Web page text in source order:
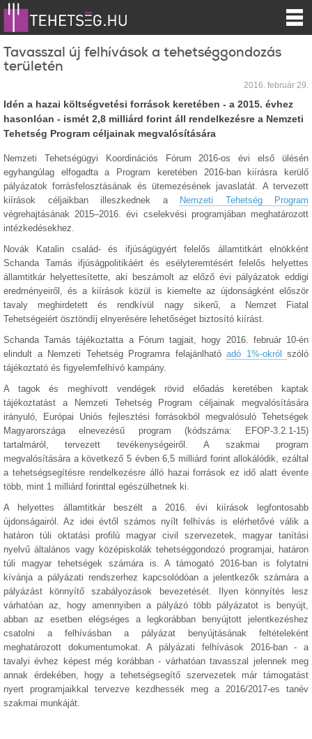
Tavasszal új felhívások a tehetséggondozás
területén
2016. február 29.
Idén a hazai költségvetési források keretében - a 2015. évhez
hasonlóan - ismét 2,8 milliárd forint áll rendelkezésre a Nemzeti
Tehetség Program céljainak megvalósítására
Nemzeti Tehetségügyi Koordinációs Fórum 2016-os évi első ülésén
egyhangúlag elfogadta a Program keretében 2016-ban kiírásra kerülő
pályázatok forrásfelosztásának és ütemezésének javaslatát. A tervezett
kiírások céljaikban illeszkednek a
Nemzeti Tehetség Program
végrehajtásának 2015–2016. évi cselekvési programjában meghatározott
intézkedésekhez.
Novák Katalin család- és ifjúságügyért felelős államtitkárt elnökként
Schanda Tamás ifjúságpolitikáért és esélyteremtésért felelős helyettes
államtitkár helyettesítette, aki beszámolt az előző évi pályázatok eddigi
eredményeiről, és a kiírások közül is kiemelte az újdonságként először
tavaly meghirdetett és rendkívül nagy sikerű, a Nemzet Fiatal
Tehetségeiért ösztöndíj elnyerésére lehetőséget biztosító kiírást.
Schanda Tamás tájékoztatta a Fórum tagjait, hogy 2016. február 10-én
elindult a Nemzeti Tehetség Programra felajánlható adó 1%-okról szóló
tájékoztató és figyelemfelhívó kampány.
A tagok és meghívott vendégek rövid előadás keretében kaptak
tájékoztatást a Nemzeti Tehetség Program céljainak megvalósítására
irányuló, Európai Uniós fejlesztési forrásokból megvalósuló Tehetségek
Magyarországa elnevezésű program (kódszáma: EFOP-3.2.1-15)
tartalmáról, tervezett tevékenységeiről. A szakmai program
megvalósítására a következő 5 évben 6,5 milliárd forint allokálódik, ezáltal
a tehetségsegítésre rendelkezésre álló hazai források ez idő alatt évente
több, mint 1 milliárd forinttal egészülhetnek ki.
A helyettes államtitkár beszélt a 2016. évi kiírások legfontosabb
újdonságairól. Az idei évtől számos nyílt felhívás is elérhetővé válik a
határon túli oktatási profilú magyar civil szervezetek, magyar tanítási
nyelvű általános vagy középiskolák tehetséggondozó programjai, határon
túli magyar tehetségek számára is. A támogató 2016-ban is folytatni
kívánja a pályázati rendszerhez kapcsolódóan a jelentkezők számára a
pályázást könnyítő szabályozások bevezetését. Ilyen könnyítés lesz
várhatóan az, hogy amennyiben a pályázó több pályázatot is benyújt,
abban az esetben elégséges a legkorábban benyújtott jelentkezéshez
csatolni a felhívásban a pályázat benyújtásának feltételeként
meghatározott dokumentumokat. A pályázati felhívások 2016-ban - a
tavalyi évhez képest még korábban - várhatóan tavasszal jelennek meg
annak érdekében, hogy a tehetségsegítő szervezetek már támogatást
nyert programjaikkal tervezve kezdhessék meg a 2016/2017-es tanév
szakmai munkáját.